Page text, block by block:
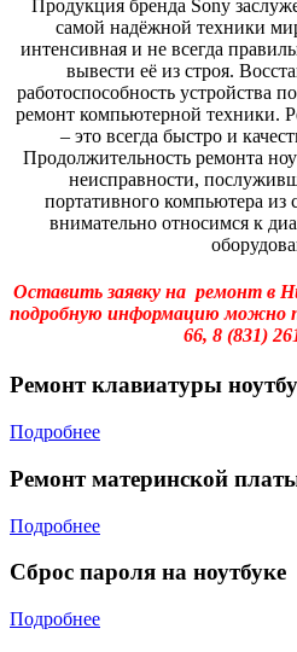
Продукция бренда Sony
самой надёжной техники
интенсивная и не всегда
вывести её из строя.
работоспособность устройства
ремонт компьютерной техники.
– это всегда быстро и
Продолжительность ремонта
неисправности,
портативного компьютера из
внимательно относимся к
Оставить заявку на ремонт в
подробную информацию можно
66, 8 (831)
Ремонт клавиатуры
Подробнее
Ремонт материнской
Подробнее
Сброс пароля на ноутбуке
Подробнее